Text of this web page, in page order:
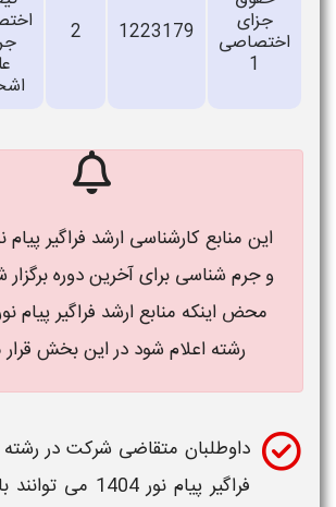
جزای
اختصاصی
1
1223179
2
این منابع کارشناسی ارشد فراگیر
و جرم شناسی برای آخرین دوره
محض اینکه منابع ارشد فراگیر پیام
رشته اعلام شود در این بخش
داوطلبان متقاضی شرکت در
فراگیر پیام نور 1404
می توانند